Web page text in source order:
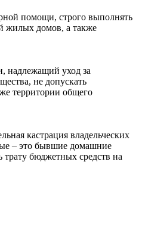
помощи, строго выполнять
жилых домов, а также
надлежащий‌ уход за
не допускать
территории общего
кастрация владельческих
– это бывшие домашние
трату бюджетных средств на